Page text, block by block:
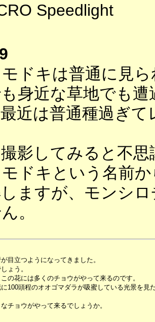
Speedlight
ドキは普通に見
身近な草地でも遭
近は普通種過ぎ
影してみると不
ドキという名前
ますが、モンシ
。
目立つようになってきました。
ょう。
の花には多くのチョウがやって来るのです。
100頭程のオオゴマダラが吸蜜している光景を見
チョウがやって来るでしょうか。